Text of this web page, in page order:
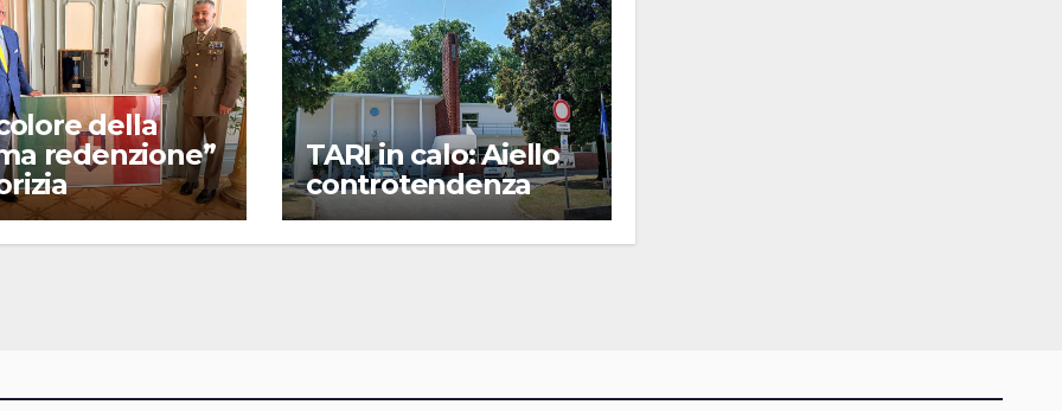
della
redenzione”
TARI in calo: Aiello
controtendenza